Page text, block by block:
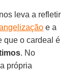
nos leva a refletir
e a
que o cardeal é
. No
própria